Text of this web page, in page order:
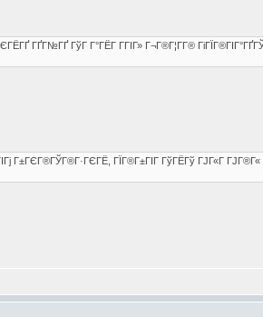
ГҐГ№ГҐ ГўГ Г°ГЁГ Г­ГІГ» Г¬Г®Г¦Г­Г®
Г±ГЄГ®ГЎГ®Г·ГЄГЁ, ГЇГ®Г±ГІГ ГўГЁГў ГЈГ«Г ГЈГ®Г«